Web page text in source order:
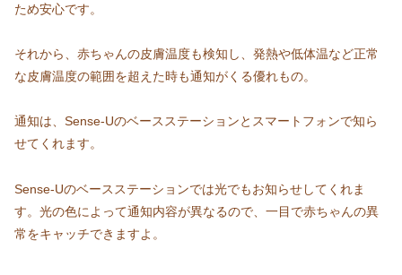
ため安心です。
それから、赤ちゃんの皮膚温度も検知し、発熱や低体温など正常
な皮膚温度の範囲を超えた時も通知がくる優れもの。
通知は、Sense-Uのベースステーションとスマートフォンで知ら
せてくれます。
Sense-Uのベースステーションでは光でもお知らせしてくれま
す。光の色によって通知内容が異なるので、一目で赤ちゃんの異
常をキャッチできますよ。